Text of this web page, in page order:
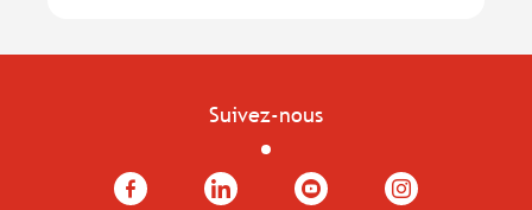
Suivez-nous
Facebook LinkedIn YouTube Instagram